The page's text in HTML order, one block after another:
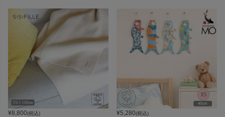
¥8,800(税込) ¥5,280(税込)